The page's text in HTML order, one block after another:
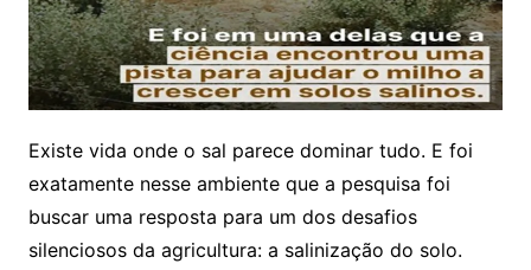
Existe vida onde o sal parece dominar tudo. E foi
exatamente nesse ambiente que a pesquisa foi
buscar uma resposta para um dos desafios
silenciosos da agricultura: a salinização do solo.